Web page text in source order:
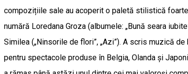
compozițiile sale au acoperit o paletă stilistică
numără Loredana Groza (albumele: „Bună seara
Similea („Ninsorile de flori”, „Azi”). A scris muzică
pentru spectacole produse în Belgia, Olanda și